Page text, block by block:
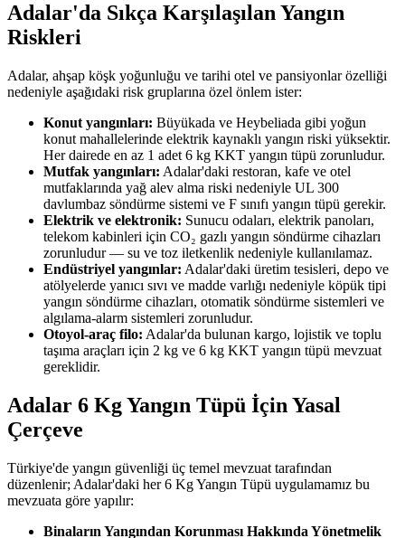
Adalar'da Sıkça Karşılaşılan Yangın
Riskleri
Adalar, ahşap köşk yoğunluğu ve tarihi otel ve pansiyonlar özelliği
nedeniyle aşağıdaki risk gruplarına özel önlem ister:
Konut yangınları: Büyükada ve Heybeliada gibi yoğun
konut mahallelerinde elektrik kaynaklı yangın riski yüksektir.
Her dairede en az 1 adet 6 kg KKT yangın tüpü zorunludur.
Mutfak yangınları: Adalar'daki restoran, kafe ve otel
mutfaklarında yağ alev alma riski nedeniyle UL 300
davlumbaz söndürme sistemi ve F sınıfı yangın tüpü gerekir.
Elektrik ve elektronik: Sunucu odaları, elektrik panoları,
telekom kabinleri için CO₂ gazlı yangın söndürme cihazları
zorunludur — su ve toz iletkenlik nedeniyle kullanılamaz.
Endüstriyel yangınlar: Adalar'daki üretim tesisleri, depo ve
atölyelerde yanıcı sıvı ve madde varlığı nedeniyle köpük tipi
yangın söndürme cihazları, otomatik söndürme sistemleri ve
algılama-alarm sistemleri zorunludur.
Otoyol-araç filo: Adalar'da bulunan kargo, lojistik ve toplu
taşıma araçları için 2 kg ve 6 kg KKT yangın tüpü mevzuat
gereklidir.
Adalar 6 Kg Yangın Tüpü İçin Yasal
Çerçeve
Türkiye'de yangın güvenliği üç temel mevzuat tarafından
düzenlenir; Adalar'daki her 6 Kg Yangın Tüpü uygulamamız bu
mevzuata göre yapılır:
Binaların Yangından Korunması Hakkında Yönetmelik